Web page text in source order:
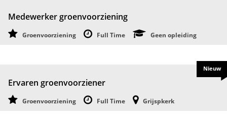
Medewerker groenvoorziening
Groenvoorziening Full Time Geen opleiding
Ervaren groenvoorziener
Groenvoorziening Full Time Grijspkerk
Nieuw